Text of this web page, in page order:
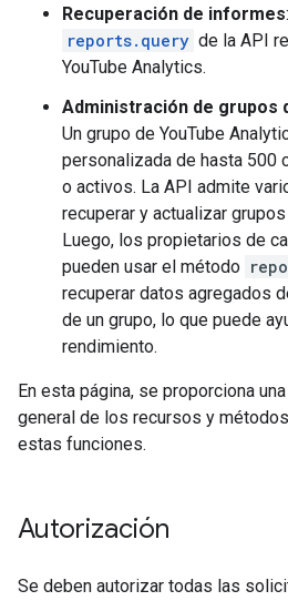
Recuperación de informes
reports.query de la API
YouTube Analytics.
Administración de grupos
Un grupo de YouTube
personalizada de hasta 500
o activos. La API admite
recuperar y actualizar
Luego, los propietarios de
pueden usar el método
recuperar datos agregados
de un grupo, lo que puede
rendimiento.
En esta página, se proporciona
general de los recursos y
estas funciones.
Autorización
Se deben autorizar todas las